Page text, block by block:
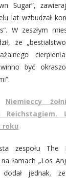
Sugar”,
lat wzbudzał
W zeszłym
że
być
Niemieccy
Reichstagiem.
roku
zespołu The
łamach „Los
dodał jednak,